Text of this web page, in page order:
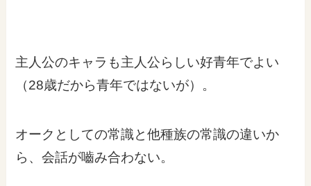
主人公のキャラも主人公らしい好青年でよい
（28歳だから青年ではないが）。
オークとしての常識と他種族の常識の違いか
ら、会話が嚙み合わない。